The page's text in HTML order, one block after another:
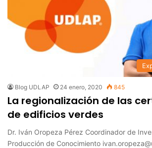
Blog UDLAP 24 enero, 2020 845
La regionalización de las
de edificios verdes
Dr. Iván Oropeza Pérez Coordinador de
Producción de Conocimiento